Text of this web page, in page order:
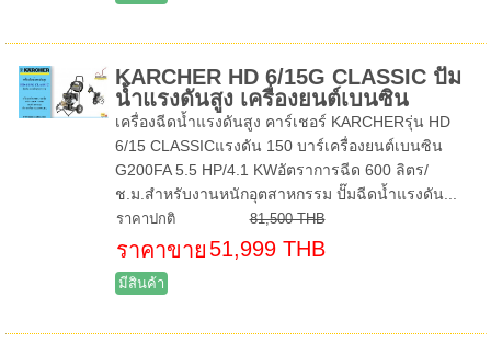
KARCHER HD 6/15G CLASSIC ปั๊ม
น้ำแรงดันสูง เครื่องยนต์เบนซิน
เครื่องฉีดน้ำแรงดันสูง คาร์เชอร์ KARCHERรุ่น HD
6/15 CLASSICแรงดัน 150 บาร์เครื่องยนต์เบนซิน
G200FA 5.5 HP/4.1 KWอัตราการฉีด 600 ลิตร/
ช.ม.สำหรับงานหนักอุตสาหกรรม ปั๊มฉีดน้ำแรงดัน...
ราคาปกติ 81,500 THB
ราคาขาย 51,999 THB
มีสินค้า